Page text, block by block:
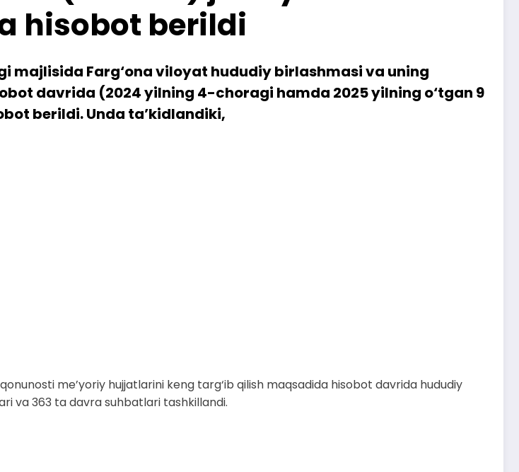
hisobot berildi
majlisida Farg‘ona viloyat hududiy birlashmasi va uning
davrida (2024 yilning 4-choragi hamda 2025 yilning o‘tgan 9
berildi. Unda ta’kidlandiki,
me’yoriy hujjatlarini keng targ‘ib qilish maqsadida hisobot davrida hududiy
va 363 ta davra suhbatlari tashkillandi.